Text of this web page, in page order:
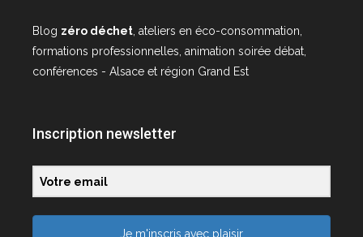
Blog zéro déchet, ateliers en éco-consommation,
formations professionnelles, animation soirée débat,
conférences - Alsace et région Grand Est
Inscription newsletter
Je m'inscris avec plaisir